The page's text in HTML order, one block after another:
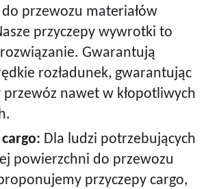
przewozu materiałów
przyczepy wywrotki to
Gwarantują
rozładunek, gwarantując
nawet w kłopotliwych
Dla ludzi potrzebujących
powierzchni do przewozu
przyczepy cargo,